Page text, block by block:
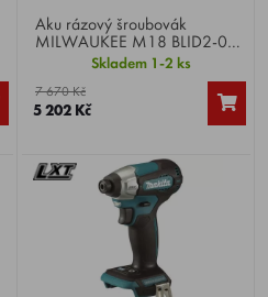
Aku rázový šroubovák
MILWAUKEE M18 BLID2-0X ,
Li-ion 18 V, otáčky 0-
3400/min, počet úderů 0-
4200/min, utahovací moment
180 Nm, upínání 1/4",
Skladem 1-2 ks
7 670 Kč
5 202 Kč